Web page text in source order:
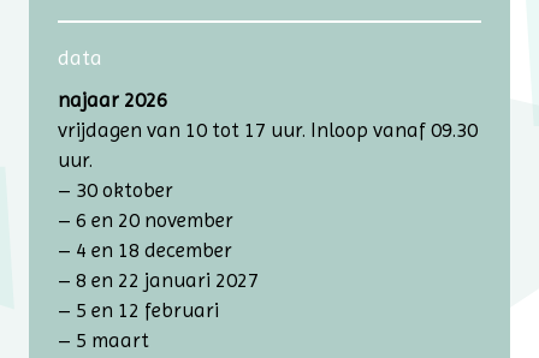
data
najaar 2026
vrijdagen van 10 tot 17 uur. Inloop vanaf 09.30
uur.
– 30 oktober
– 6 en 20 november
– 4 en 18 december
– 8 en 22 januari 2027
– 5 en 12 februari
– 5 maart